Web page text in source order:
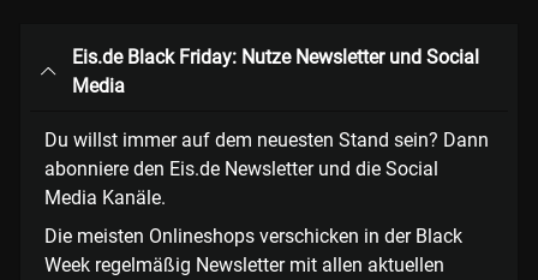
Eis.de Black Friday: Nutze Newsletter und Social
Media
Du willst immer auf dem neuesten Stand sein? Dann
abonniere den Eis.de Newsletter und die Social
Media Kanäle.
Die meisten Onlineshops verschicken in der Black
Week regelmäßig Newsletter mit allen aktuellen